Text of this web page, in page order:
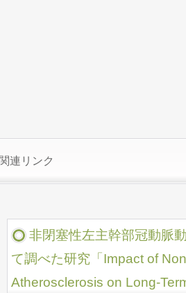
連リンク
非閉塞性左主幹部冠動脈
て調べた研究「Impact of
Atherosclerosis on Long-